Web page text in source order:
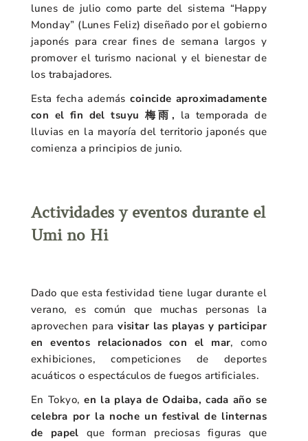
lunes de julio como parte del sistema “Happy
Monday” (Lunes Feliz) diseñado por el gobierno
japonés para crear fines de semana largos y
promover el turismo nacional y el bienestar de
los trabajadores.
Esta fecha ademáscoincide aproximadamente
con el fin del tsuyu 梅雨, la temporada de
lluvias en la mayoría del territorio japonés que
comienza a principios de junio.
Actividades y eventos durante el
Umi no Hi
Dado que esta festividad tiene lugar durante el
verano, es común que muchas personas la
aprovechen paravisitar las playas y participar
en eventos relacionados con el mar, como
exhibiciones, competiciones de deportes
acuáticos o espectáculos de fuegos artificiales.
En Tokyo,en la playa de Odaiba, cada año se
celebra por la noche un festival de linternas
de papel que forman preciosas figuras que